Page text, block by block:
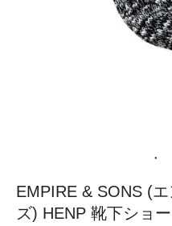
EMPIRE & SONS (
ズ) HENP 靴下ショー